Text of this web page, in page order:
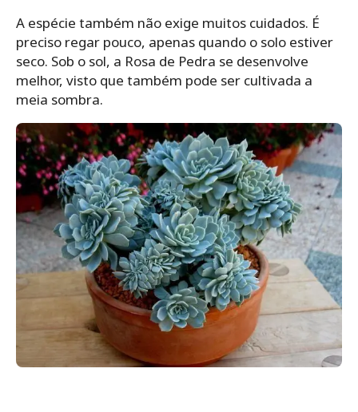
A espécie também não exige muitos cuidados. É
preciso regar pouco, apenas quando o solo estiver
seco. Sob o sol, a Rosa de Pedra se desenvolve
melhor, visto que também pode ser cultivada a
meia sombra.